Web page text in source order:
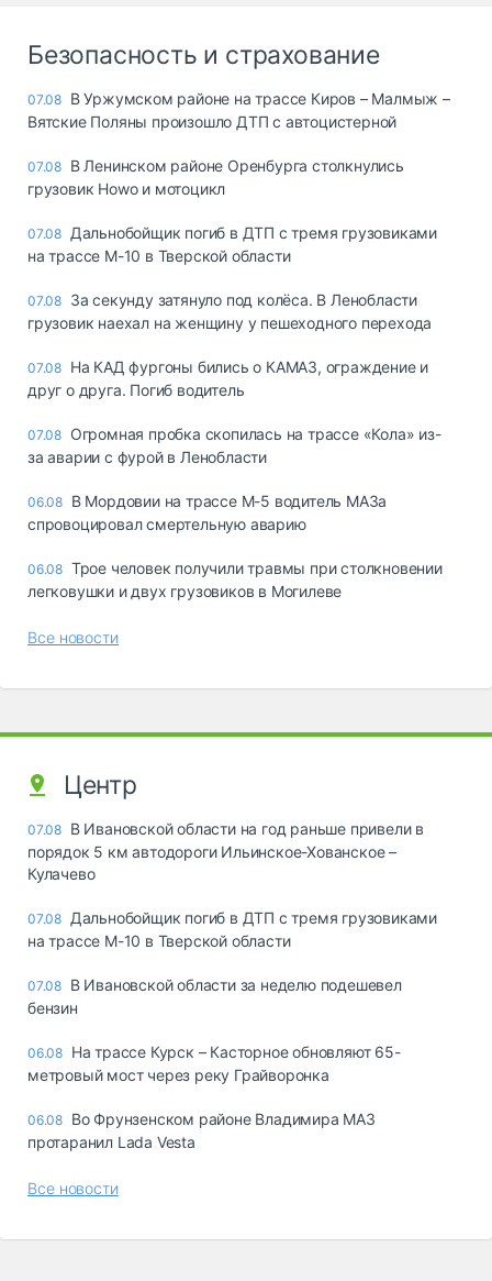
Безопасность и страхование
07.08 В Уржумском районе на трассе Киров – Малмыж –
Вятские Поляны произошло ДТП с автоцистерной
07.08 В Ленинском районе Оренбурга столкнулись
грузовик Howo и мотоцикл
07.08 Дальнобойщик погиб в ДТП с тремя грузовиками
на трассе М-10 в Тверской области
07.08 За секунду затянуло под колёса. В Ленобласти
грузовик наехал на женщину у пешеходного перехода
07.08 На КАД фургоны бились о КАМАЗ, ограждение и
друг о друга. Погиб водитель
07.08 Огромная пробка скопилась на трассе «Кола» из-
за аварии с фурой в Ленобласти
06.08 В Мордовии на трассе М-5 водитель МАЗа
спровоцировал смертельную аварию
06.08 Трое человек получили травмы при столкновении
легковушки и двух грузовиков в Могилеве
Все новости
Центр
07.08 В Ивановской области на год раньше привели в
порядок 5 км автодороги Ильинское-Хованское –
Кулачево
07.08 Дальнобойщик погиб в ДТП с тремя грузовиками
на трассе М-10 в Тверской области
07.08 В Ивановской области за неделю подешевел
бензин
06.08 На трассе Курск – Касторное обновляют 65-
метровый мост через реку Грайворонка
06.08 Во Фрунзенском районе Владимира МАЗ
протаранил Lada Vesta
Все новости